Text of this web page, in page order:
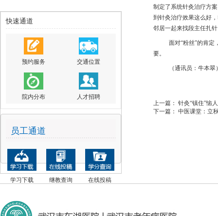
快速通道
预约服务 交通位置
院内分布 人才招聘
员工通道
学习下载 继教查询 在线投稿
制定了系统针灸治疗方
到针灸治疗效果这么好
邻居一起来找段主任扎
面对“粉丝”的肯定
要。
（通讯员：牛本翠
上一篇： 针灸“镇住”恼
下一篇： 中医课堂：立